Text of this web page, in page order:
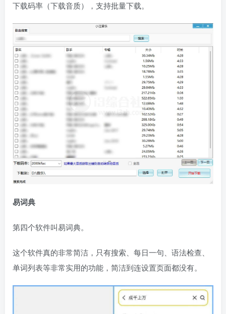
下载码率（下载音质），支持批量下载。
易词典
第四个软件叫易词典。
这个软件真的非常简洁，只有搜索、每日一句、语法检查、
单词列表等非常实用的功能，简洁到连设置页面都没有。